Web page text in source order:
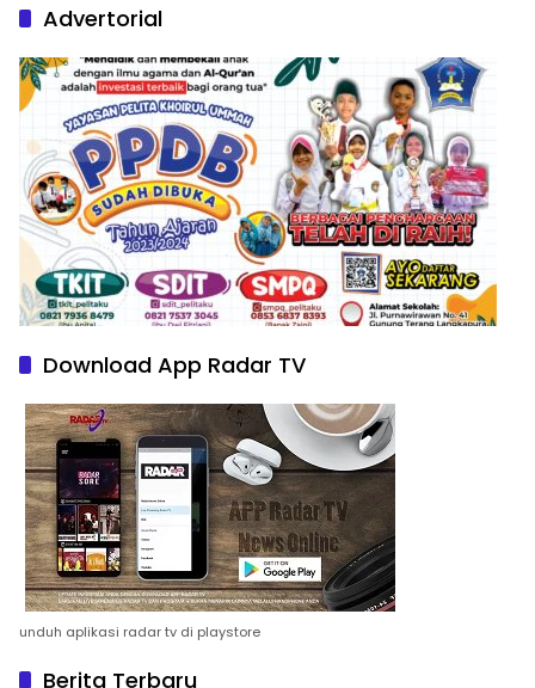
Advertorial
Download App Radar TV
unduh aplikasi radar tv di playstore
Berita Terbaru